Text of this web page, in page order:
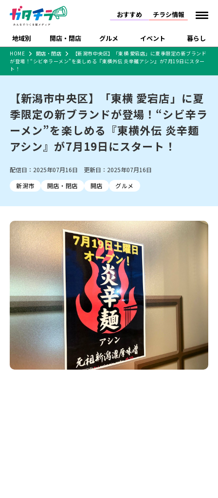
おすすめ チラシ情報
地域別 開店・閉店 グルメ イベント 暮らし
中越 上越
佐渡
新潟市中央区 新潟市東区 新潟市西区
新潟市北区
新潟市南区
新潟市江南区 新潟市秋葉区
新潟市西蒲区
村上・関川
新発田・聖籠
胎内・粟島
三条・加茂・田上
五泉・阿賀野・阿賀
燕・弥彦
長岡・見附
小千谷・十日町・津南
魚沼・南魚沼・湯沢
柏崎・刈羽・出雲崎
上越・妙高・糸魚川
リニューアル・移転 休業 開店まとめ
閉店まとめ
新潟市・開店
新潟市・閉店
長岡市・開店
ラーメン・開店
ラーメン・閉店
和食 洋食
スイーツ ランチ
ご当地グルメ 食べ歩き テイクアウト
季節・期間限定
カフェ
居酒屋・バー 焼肉
パスタ
パン・ベーカリー
タレカツ・豚カツ
デカ盛り・大盛り
旨辛・激辛
定食・町定食 海鮮・鮨
日本酒・新潟清酒
ワイン・クラフトビール
ケーキ・パフェ
ビアガーデン・暑気払い
忘新年会・歓送迎会
趣味・展示会 ライブ・コンサート
スポーツ
にいがた酒の陣・新潟
酒月
セミナー・講演会 子ども向け 花火大会
入場無料
住宅展示場
完成見学会 学生スポーツ アルビレックス
店
食品メーカー・県産
品
習い事・塾 アパレル・雑貨
フィットネス・ジム
観光スポット
温泉・入浴 ホテル
病院・クリニック
イオンモール
ラブラ万代・ラブラ2
ビルボードプレイスBP
新潟伊勢丹
ピア万代
リバーサイド千秋
パティオPATIO
特集・まとめ記事
セツコママ ランキング 新潟人
キャンペーン
ラーメンまとめ
飲食店まとめ
食品スーパー・コンビ
戸建住宅・マンショ
ショッピングモール・
大型施設
ドラッグストア・ホーム
センター
ファッション 生活サービス
インテリア・雑貨
外食・テイクアウト
官公庁・自治体
新潟市 チラシ
長岡・見附 チラシ
上越・妙高・糸魚川 チラシ
注目 チラシ
火曜セール
オープン・リニューアルセール
周年祭・感謝祭セール
年末・初売りセール
HOME 開店・閉店
【新潟市中央区】「東横 愛宕店」に夏季限定の新ブランド
が登場！“シビ辛ラーメン”を楽しめる『東横外伝 炎辛麺アシン』が7月19日にスター
ト！
【新潟市中央区】「東横 愛宕店」に夏
季限定の新ブランドが登場！“シビ辛ラ
ーメン”を楽しめる『東横外伝 炎辛麺
アシン』が7月19日にスタート！
配信日：2025年07月16日 更新日：2025年07月16日
新潟市
開店・閉店 開店 グルメ